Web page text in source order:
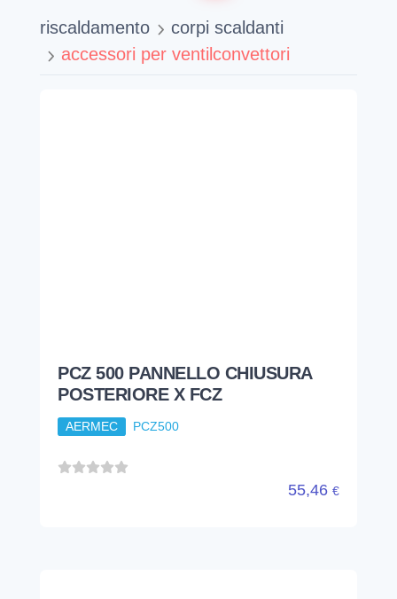
riscaldamento
corpi scaldanti
accessori per ventilconvettori
PCZ 500 PANNELLO CHIUSURA
POSTERIORE X FCZ
AERMEC PCZ500
55,46 €